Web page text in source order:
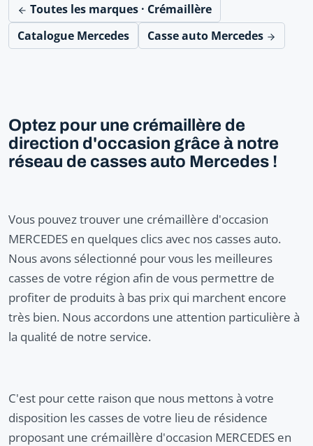
Toutes les marques · Crémaillère
Catalogue Mercedes
Casse auto Mercedes
Optez pour une crémaillère de
direction d'occasion grâce à notre
réseau de casses auto Mercedes !
Vous pouvez trouver une crémaillère d'occasion
MERCEDES en quelques clics avec nos casses auto.
Nous avons sélectionné pour vous les meilleures
casses de votre région afin de vous permettre de
profiter de produits à bas prix qui marchent encore
très bien. Nous accordons une attention particulière à
la qualité de notre service.
C'est pour cette raison que nous mettons à votre
disposition les casses de votre lieu de résidence
proposant une crémaillère d'occasion MERCEDES en